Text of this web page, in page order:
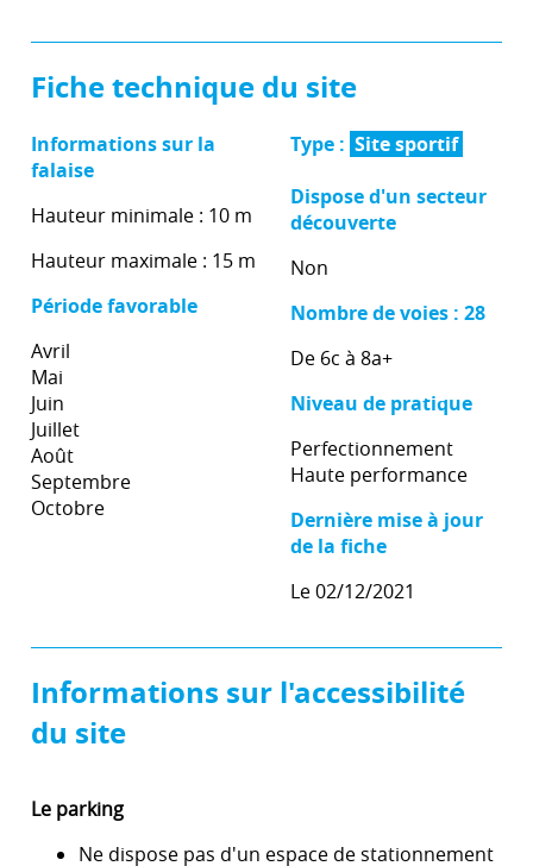
Fiche technique du site
Informations sur la
falaise
Hauteur minimale : 10 m
Hauteur maximale : 15 m
Période favorable
Avril
Mai
Juin
Juillet
Août
Septembre
Octobre
Type : Site sportif
Dispose d'un secteur
découverte
Non
Nombre de voies : 28
De 6c à 8a+
Niveau de pratique
Perfectionnement
Haute performance
Dernière mise à jour
de la fiche
Le 02/12/2021
Informations sur l'accessibilité
du site
Le parking
Ne dispose pas d'un espace de stationnement